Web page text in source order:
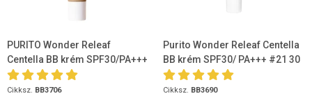
PURITO Wonder Releaf
Centella BB krém SPF30/PA+++
#23 30ml
Cikksz. BB3706
Purito Wonder Releaf Centella
BB krém SPF30/ PA+++ #21 30
ml
Cikksz. BB3690